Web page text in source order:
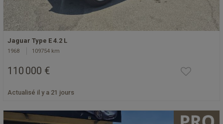
Jaguar Type E 4.2 L
1968 109754 km
110 000 €
Actualisé il y a 21 jours